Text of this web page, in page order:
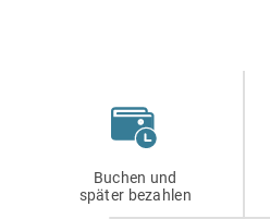
Buchen und
später bezahlen